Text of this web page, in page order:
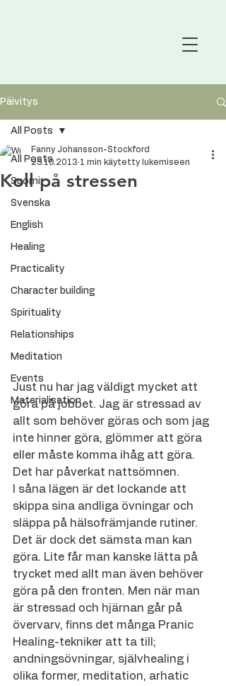
Päivitys
All Posts
Suomi
Svenska
English
Healing
Practicality
Character building
Spirituality
Relationships
Meditation
Events
Materialisation
All Posts
Koll på stressen
Fanny Johansson-Stockford
25.10.2013 1 min käytetty lukemiseen
Just nu har jag väldigt mycket att
göra på jobbet. Jag är stressad av
allt som behöver göras och som jag
inte hinner göra, glömmer att göra
eller måste komma ihåg att göra.
Det har påverkat nattsömnen.
I såna lägen är det lockande att
skippa sina andliga övningar och
släppa på hälsofrämjande rutiner.
Det är dock det sämsta man kan
göra. Lite får man kanske lätta på
trycket med allt man även behöver
göra på den fronten. Men när man
är stressad och hjärnan går på
övervarv, finns det många Pranic
Healing-tekniker att ta till;
andningsövningar, självhealing i
olika former, meditation, arhatic